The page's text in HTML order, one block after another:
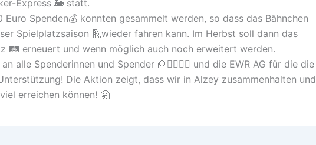
Express 🚂 statt.
Euro Spenden💰 konnten gesammelt werden, so dass das Bähnchen
Spielplatzsaison 🛝wieder fahren kann. Im Herbst soll dann das
🛤️ erneuert und wenn möglich auch noch erweitert werden.
alle Spenderinnen und Spender 🙍🙍‍♀️🙍‍♂️ und die EWR AG für die die
Die Aktion zeigt, dass wir in Alzey zusammenhalten und
erreichen können! 🤗